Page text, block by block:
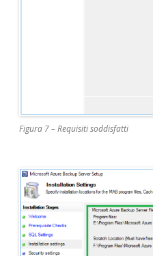
Figura 7 – Requisiti soddisfatti